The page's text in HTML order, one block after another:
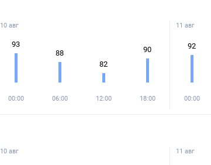
10 авг
93
00:00
88
06:00
82
12:00
90
18:00
11 авг
92
00:00
10 авг 11 авг